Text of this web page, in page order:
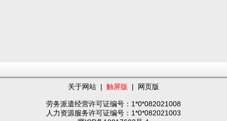
关于网站 | 触屏版 | 网页版
劳务派遣经营许可证编号：1*0*082021008
人力资源服务许可证编号：1*0*082021003